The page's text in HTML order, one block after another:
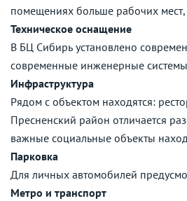
помещениях больше рабочих
Техническое оснащение
В БЦ Сибирь установлено
современные инженерные
Инфраструктура
Рядом с объектом находятся:
Пресненский район отличается
важные социальные объекты
Парковка
Для личных автомобилей
Метро и транспорт